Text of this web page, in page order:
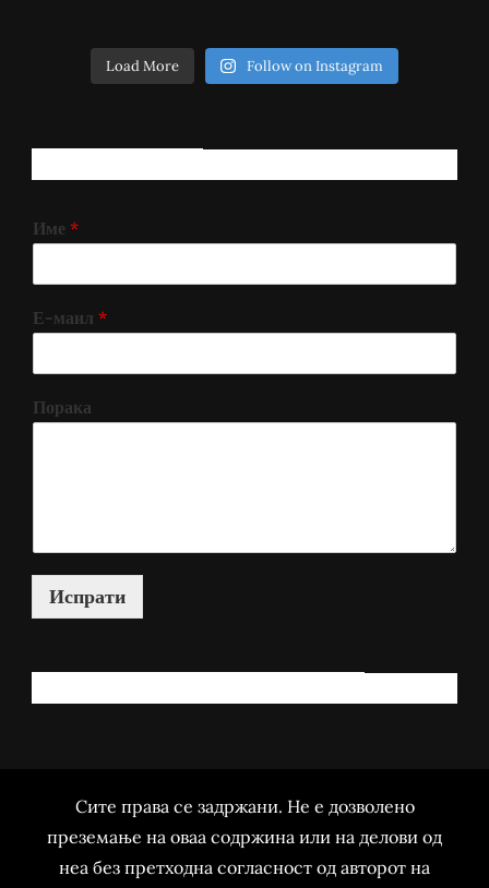
Load More Follow on Instagram
Име *
Е-маил *
Порака
Испрати
Сите права се задржани. Не е дозволено
преземање на оваа содржина или на делови од
неа без претходна согласност од авторот на